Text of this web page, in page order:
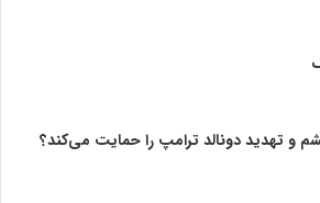
و تهدید دونالد ترامپ را حمایت می‌کند؟